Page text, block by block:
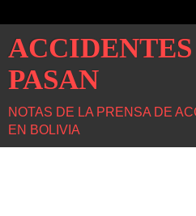
PASAN
NOTAS DE LA PRENSA DE
EN BOLIVIA